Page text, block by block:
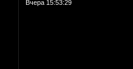
Вчера 15:53:29